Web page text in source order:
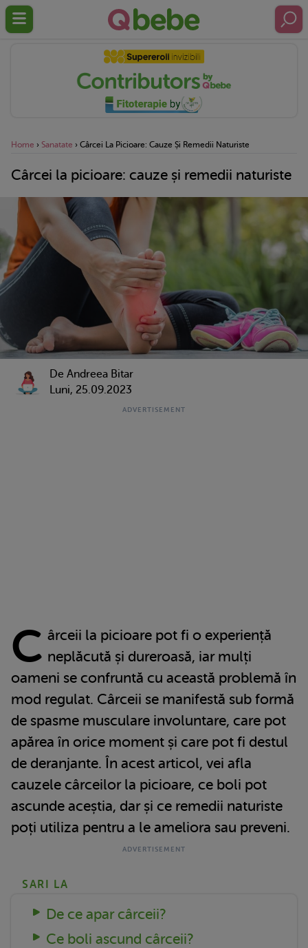
Home › Sanatate › Cârcei La Picioare: Cauze Și Remedii Naturiste
Cârcei la picioare: cauze și remedii naturiste
De Andreea Bitar
Luni, 25.09.2023
C ârceii la picioare pot fi o experiență
neplăcută și dureroasă, iar mulți
oameni se confruntă cu această problemă în
mod regulat. Cârceii se manifestă sub formă
de spasme musculare involuntare, care pot
apărea în orice moment și care pot fi destul
de deranjante. În acest articol, vei afla
cauzele cârceilor la picioare, ce boli pot
ascunde aceștia, dar și ce remedii naturiste
poți utiliza pentru a le ameliora sau preveni.
SARI LA
De ce apar cârceii?
Ce boli ascund cârceii?